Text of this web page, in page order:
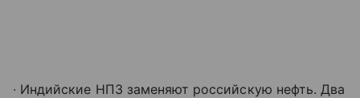
∙ Индийские НПЗ заменяют российскую нефть. Два